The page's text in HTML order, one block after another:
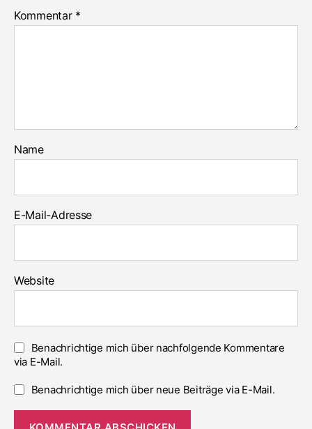
Kommentar *
Name
E-Mail-Adresse
Website
Benachrichtige mich über nachfolgende Kommentare
via E-Mail.
Benachrichtige mich über neue Beiträge via E-Mail.